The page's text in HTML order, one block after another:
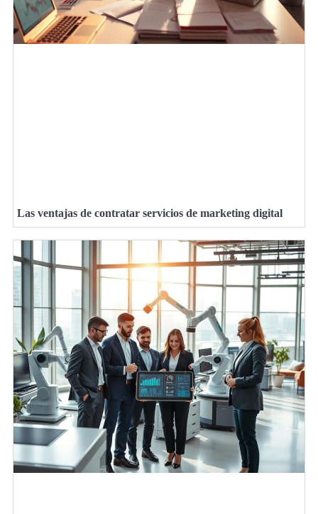
Las ventajas de contratar servicios de marketing digital